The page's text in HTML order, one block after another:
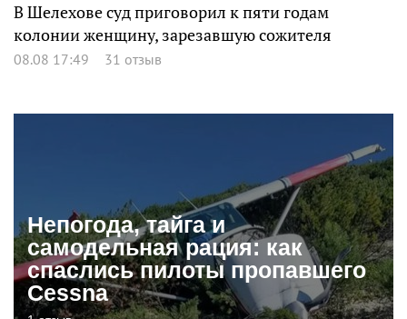
В Шелехове суд приговорил к пяти годам
колонии женщину, зарезавшую сожителя
08.08 17:49 31 отзыв
Непогода, тайга и
самодельная рация: как
спаслись пилоты пропавшего
Cessna